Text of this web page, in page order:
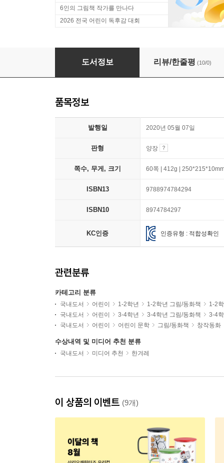
6인의 그림책 작가를 만나다
2026 전국 어린이 독후감 대회
안녕, 칠성무당벌레야!
도서정보 리뷰/한줄평 (10/0)
품목정보
발행일 2020년 05월 07일
판형 양장
쪽수, 무게, 크기 60쪽 | 412g |
ISBN13 9788974784294
ISBN10 8974784297
KC인증 인증유형 : 적합성확인
관련분류
카테고리 분류
국내도서 어린이 1-2학년 1-2학년 그림/동화책
1-2
국내도서
어린이 3-4학년 3-4학년 그림/동화책
3-4
국내도서
어린이 어린이 문학 그림/동화책 창작동화
수상내역 및 미디어 추천 분류
국내도서 미디어 추천 한겨레
이 상품의 이벤트 (9개)